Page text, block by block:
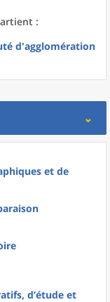
:
d'agglomération
et de
d’étude et